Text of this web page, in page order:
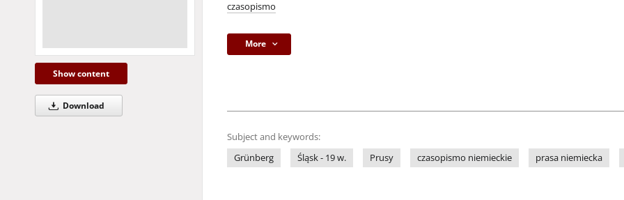
Show content
Download
czasopismo
More
Subject and keywords:
Grünberg
Śląsk - 19 w. Prusy czasopismo niemieckie prasa niemiecka